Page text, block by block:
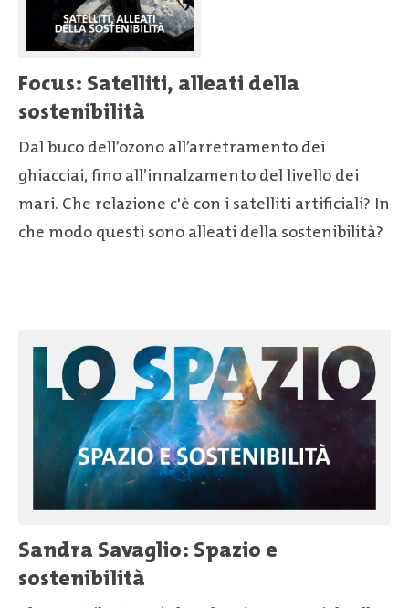
Focus: Satelliti, alleati della
sostenibilità
Dal buco dell’ozono all’arretramento dei
ghiacciai, fino all’innalzamento del livello dei
mari. Che relazione c'è con i satelliti artificiali? In
che modo questi sono alleati della sostenibilità?
Sandra Savaglio: Spazio e
sostenibilità